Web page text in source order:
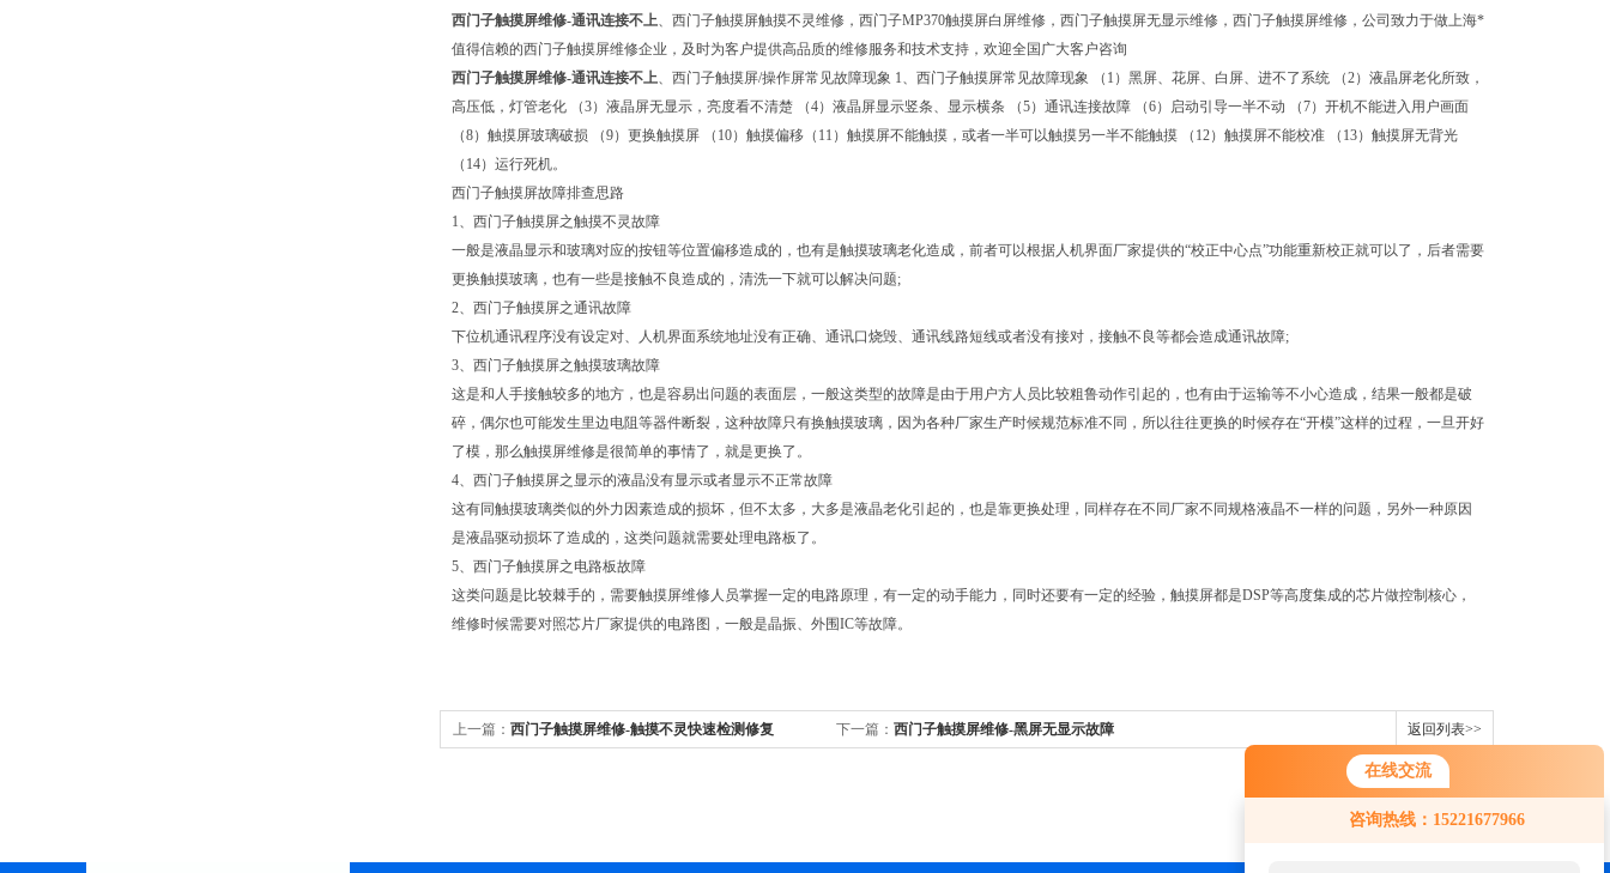
在线交流
咨询热线：15221677966
西门子触摸屏维修-通讯连接不上、西门子触摸屏触摸不灵维修，西门子MP370触摸屏白屏维修，西门子触摸屏无显示维修，西门子触摸屏维修，公司致力于做上海*
值得信赖的西门子触摸屏维修企业，及时为客户提供高品质的维修服务和技术支持，欢迎全国广大客户咨询
西门子触摸屏维修-通讯连接不上、西门子触摸屏/操作屏常见故障现象 1、西门子触摸屏常见故障现象 （1）黑屏、花屏、白屏、进不了系统 （2）液晶屏老化所致，
高压低，灯管老化 （3）液晶屏无显示，亮度看不清楚 （4）液晶屏显示竖条、显示横条 （5）通讯连接故障 （6）启动引导一半不动 （7）开机不能进入用户画面
（8）触摸屏玻璃破损 （9）更换触摸屏 （10）触摸偏移（11）触摸屏不能触摸，或者一半可以触摸另一半不能触摸 （12）触摸屏不能校准 （13）触摸屏无背光
（14）运行死机。
西门子触摸屏故障排查思路
1、西门子触摸屏之触摸不灵故障
一般是液晶显示和玻璃对应的按钮等位置偏移造成的，也有是触摸玻璃老化造成，前者可以根据人机界面厂家提供的“校正中心点”功能重新校正就可以了，后者需要
更换触摸玻璃，也有一些是接触不良造成的，清洗一下就可以解决问题;
2、西门子触摸屏之通讯故障
下位机通讯程序没有设定对、人机界面系统地址没有正确、通讯口烧毁、通讯线路短线或者没有接对，接触不良等都会造成通讯故障;
3、西门子触摸屏之触摸玻璃故障
这是和人手接触较多的地方，也是容易出问题的表面层，一般这类型的故障是由于用户方人员比较粗鲁动作引起的，也有由于运输等不小心造成，结果一般都是破
碎，偶尔也可能发生里边电阻等器件断裂，这种故障只有换触摸玻璃，因为各种厂家生产时候规范标准不同，所以往往更换的时候存在“开模”这样的过程，一旦开好
了模，那么触摸屏维修是很简单的事情了，就是更换了。
4、西门子触摸屏之显示的液晶没有显示或者显示不正常故障
这有同触摸玻璃类似的外力因素造成的损坏，但不太多，大多是液晶老化引起的，也是靠更换处理，同样存在不同厂家不同规格液晶不一样的问题，另外一种原因
是液晶驱动损坏了造成的，这类问题就需要处理电路板了。
5、西门子触摸屏之电路板故障
这类问题是比较棘手的，需要触摸屏维修人员掌握一定的电路原理，有一定的动手能力，同时还要有一定的经验，触摸屏都是DSP等高度集成的芯片做控制核心，
维修时候需要对照芯片厂家提供的电路图，一般是晶振、外围IC等故障。
上一篇： 西门子触摸屏维修-触摸不灵快速检测修复 下一篇： 西门子触摸屏维修-黑屏无显示故障 返回列表>>